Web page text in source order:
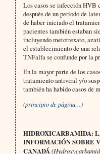
Los casos se infección HVB
después de un periodo de
de haber iniciado el
pacientes también estaban
incluyendo metotrexato,
el establecimiento de una
TNFalfa se confunde por la
En la mayor parte de los
tratamiento antiviral y/o
también ha habido casos de
(principio de página…)
HIDROXICARBAMIDA:
INFORMACIÓN SOBRE
CANADÁ